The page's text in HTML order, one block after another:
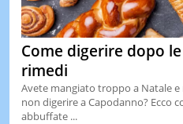
Come digerire dopo
rimedi
Avete mangiato troppo a Natale
non digerire a Capodanno? Ecco
abbuffate ...